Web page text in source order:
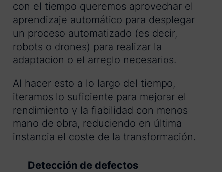
con el tiempo queremos aprovechar el
aprendizaje automático para desplegar
un proceso automatizado (es decir,
robots o drones) para realizar la
adaptación o el arreglo necesarios.
Al hacer esto a lo largo del tiempo,
iteramos lo suficiente para mejorar el
rendimiento y la fiabilidad con menos
mano de obra, reduciendo en última
instancia el coste de la transformación.
Detección de defectos